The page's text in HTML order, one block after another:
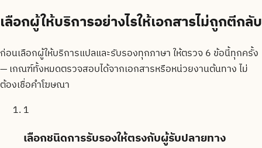
เลือกผู้ให้บริการอย่างไรให้เอกสารไม่ถูกตีกลับ
ก่อนเลือกผู้ให้บริการแปลและรับรองทุกภาษา ให้ตรวจ 6 ข้อนี้ทุกครั้ง
— เกณฑ์ทั้งหมดตรวจสอบได้จากเอกสารหรือหน่วยงานต้นทาง ไม่
ต้องเชื่อคำโฆษณา
1
เลือกชนิดการรับรองให้ตรงกับผู้รับปลายทาง